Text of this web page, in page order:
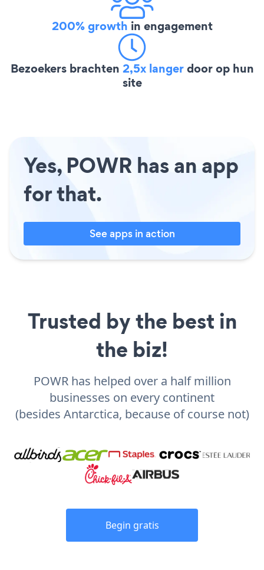
200% growth in engagement
Bezoekers brachten 2,5x langerdoor op hun
site
Yes, POWR has an app
for that.
See apps in action
Trusted by the best in
the biz!
POWR has helped over a half million
businesses on every continent
(besides Antarctica, because of course not)
Begin gratis